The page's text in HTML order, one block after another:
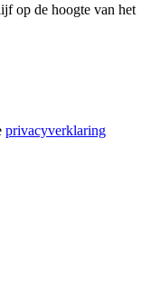
op de hoogte van het
privacyverklaring